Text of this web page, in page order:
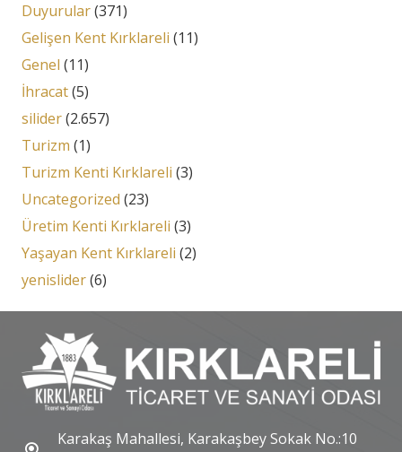
Duyurular(371)
Gelişen Kent Kırklareli (11)
Genel (11)
İhracat(5)
silider(2.657)
Turizm (1)
Turizm Kenti Kırklareli (3)
Uncategorized (23)
Üretim Kenti Kırklareli (3)
Yaşayan Kent Kırklareli (2)
yenislider(6)
Karakaş Mahallesi, Karakaşbey Sokak No.:10